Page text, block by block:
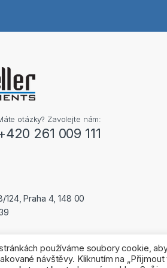
otázky? Zavolejte nám:
261 009 111
124, Praha 4, 148 00
používáme soubory cookie,
návštěvy. Kliknutím na